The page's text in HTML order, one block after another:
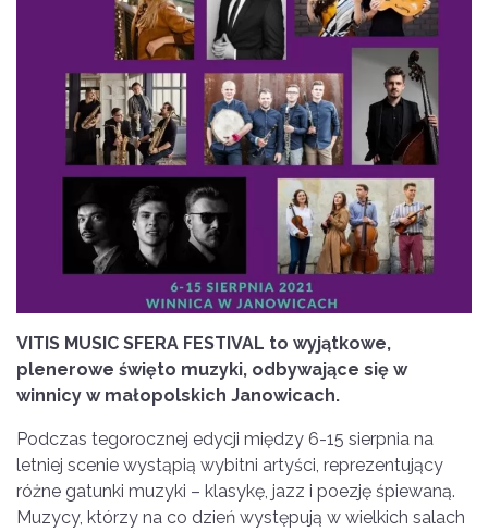
VITIS MUSIC SFERA FESTIVAL to wyjątkowe,
plenerowe święto muzyki, odbywające się w
winnicy w małopolskich Janowicach.
Podczas tegorocznej edycji między 6-15 sierpnia na
letniej scenie wystąpią wybitni artyści, reprezentujący
różne gatunki muzyki – klasykę, jazz i poezję śpiewaną.
Muzycy, którzy na co dzień występują w wielkich salach